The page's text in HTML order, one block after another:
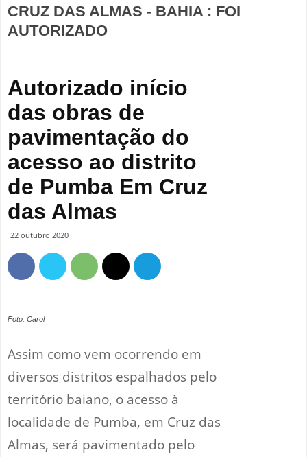
CRUZ DAS ALMAS - BAHIA : FOI
AUTORIZADO
Autorizado início
das obras de
pavimentação do
acesso ao distrito
de Pumba Em Cruz
das Almas
22 outubro 2020
Foto: Carol
Assim como vem ocorrendo em
diversos distritos espalhados pelo
território baiano, o acesso à
localidade de Pumba, em Cruz das
Almas, será pavimentado pelo